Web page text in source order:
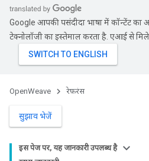
Google आपकी पसंदीदा भाषा में कॉन्टेंट
टेक्नोलॉजी का इस्तेमाल करता है. एआई से
OpenWeave रेफ़रंस
सुझाव भेजें
इस पेज पर, यह जानकारी उपलब्ध है